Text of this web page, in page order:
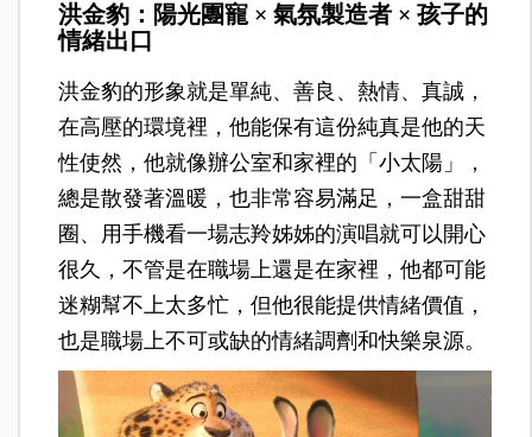
洪金豹：陽光團寵 × 氣氛製造者 × 孩子的
情緒出口
洪金豹的形象就是單純、善良、熱情、真誠，
在高壓的環境裡，他能保有這份純真是他的天
性使然，他就像辦公室和家裡的「小太陽」，
總是散發著溫暖，也非常容易滿足，一盒甜甜
圈、用手機看一場志羚姊姊的演唱就可以開心
很久，不管是在職場上還是在家裡，他都可能
迷糊幫不上太多忙，但他很能提供情緒價值，
也是職場上不可或缺的情緒調劑和快樂泉源。